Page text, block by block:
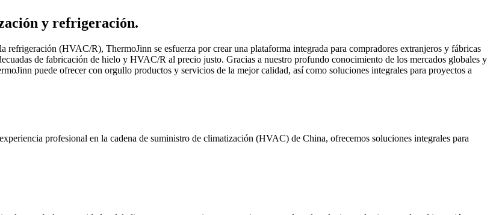
y refrigeración.
refrigeración (HVAC/R), ThermoJinn se esfuerza por crear una plataforma integrada para compradores extranjeros y fábricas
de fabricación de hielo y HVAC/R al precio justo. Gracias a nuestro profundo conocimiento de los mercados globales y
puede ofrecer con orgullo productos y servicios de la mejor calidad, así como soluciones integrales para proyectos a
profesional en la cadena de suministro de climatización (HVAC) de China, ofrecemos soluciones integrales para